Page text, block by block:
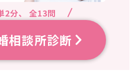
阪府
らお断りされた際にとても丁寧に
2分、 全13問
相談所診断